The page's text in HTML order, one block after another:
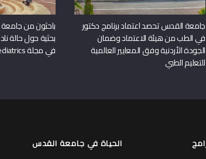
جامعة القدس تحصد اعتماد برنامج دكتور
في الطب من هيئة الاعتماد وضمان
الجودة الأردنية وفق المعايير العالمية
للتعليم الطبي
باحثون من
بحثية حول حالة
في مجلة Frontiers in Pediatrics
الحياة في جامعة القدس